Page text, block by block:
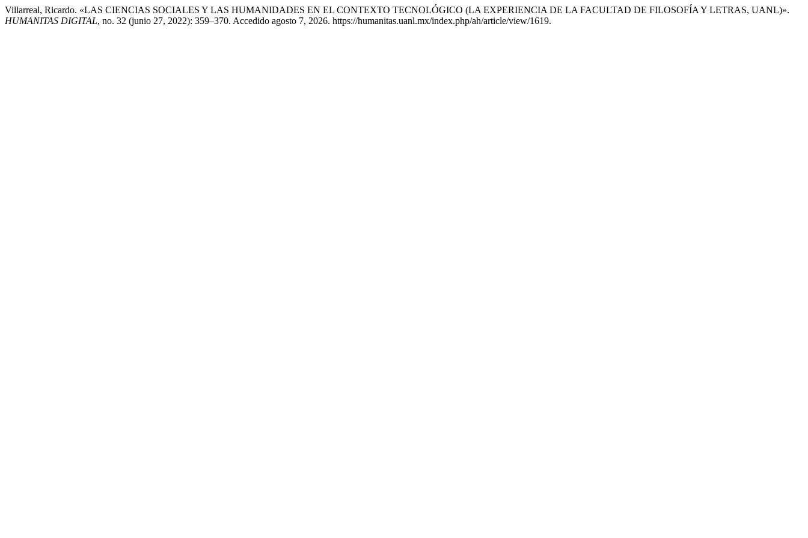
Villarreal, Ricardo. «LAS CIENCIAS SOCIALES Y LAS HUMANIDADES EN EL CONTEXTO TECNOLÓGICO (LA EXPERIENCIA DE LA FACULTAD DE FILOSOFÍA Y LETRAS, UANL)».
HUMANITAS DIGITAL, no. 32 (junio 27, 2022): 359–370. Accedido agosto 7, 2026. https://humanitas.uanl.mx/index.php/ah/article/view/1619.